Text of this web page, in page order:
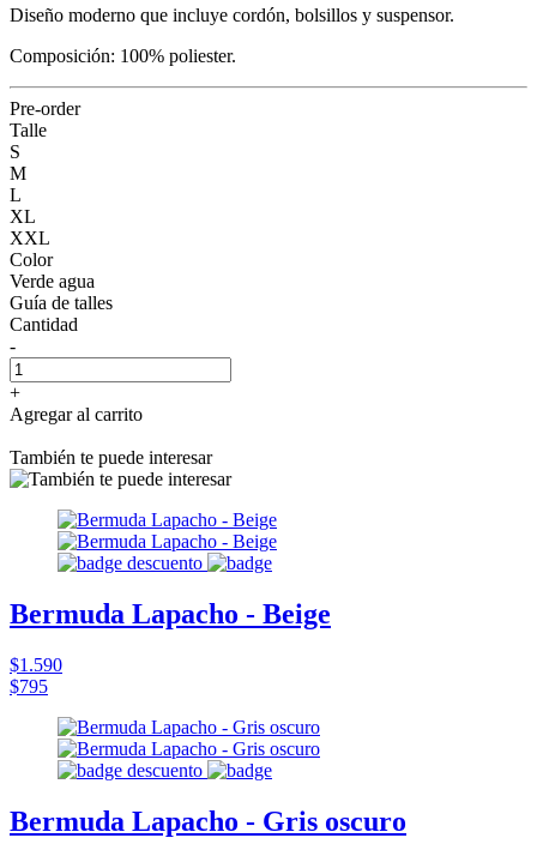
Diseño moderno que incluye cordón, bolsillos y suspensor.
Composición: 100% poliester.
Pre-order
Talle
S
M
L
XL
XXL
Color
Verde agua
Guía de talles
Cantidad
-
+
Agregar al carrito
También te puede interesar
Bermuda Lapacho - Beige
$1.590
$795
Bermuda Lapacho - Gris oscuro